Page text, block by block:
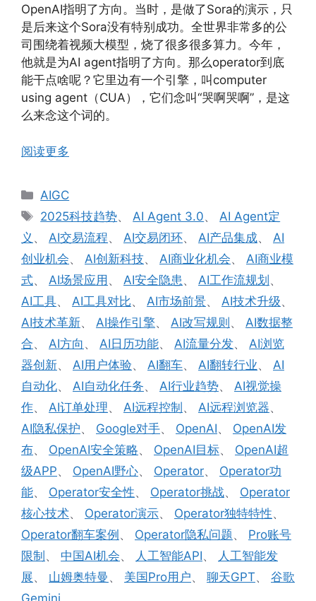
OpenAI指明了方向。当时，是做了Sora的演示，只
是后来这个Sora没有特别成功。全世界非常多的公
司围绕着视频大模型，烧了很多很多算力。今年，
他就是为AI agent指明了方向。那么operator到底
能干点啥呢？它里边有一个引擎，叫computer
using agent（CUA），它们念叫“哭啊哭啊”，是这
么来念这个词的。
阅读更多
分
类
AIGC
标
签
2025科技趋势、 AI Agent 3.0、 AI Agent定
义 、 AI交易流程、 AI交易闭环、 AI产品集成、 AI
创业机会、 AI创新科技、 AI商业化机会、 AI商业模
式、 AI场景应用 、 AI安全隐患 、 AI工作流规划、
AI工具、 AI工具对比、 AI市场前景、 AI技术升级、
AI技术革新、 AI操作引擎、 AI改写规则、 AI数据整
合、 AI方向 、 AI日历功能、 AI流量分发、 AI浏览
器创新、 AI用户体验、 AI翻车、 AI翻转行业、 AI
自动化、 AI自动化任务、 AI行业趋势、 AI视觉操
作、 AI订单处理、 AI远程控制、 AI远程浏览器、
AI隐私保护、 Google对手、 OpenAI、 OpenAI发
布、 OpenAI安全策略、 OpenAI目标、 OpenAI超
级APP、 OpenAI野心、 Operator、 Operator功
能、 Operator安全性、 Operator挑战、 Operator
核心技术、 Operator演示、 Operator独特特性、
Operator翻车案例、 Operator隐私问题、 Pro账号
限制、 中国AI机会、 人工智能API、
人工智能发
展、 山姆奥特曼 、 美国Pro用户、 聊天GPT、 谷歌
Gemini